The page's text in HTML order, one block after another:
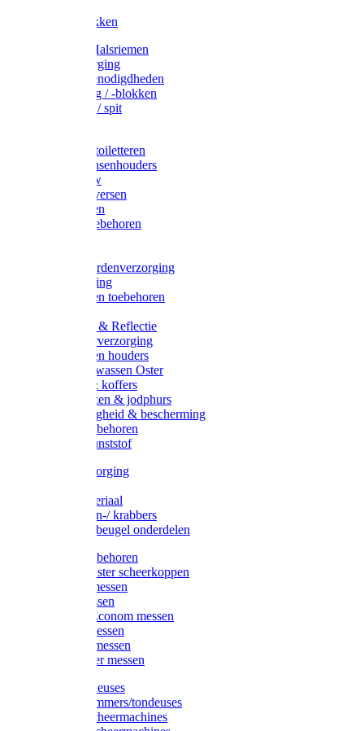
Varkensbakken
Halsters / Halsriemen
Hoefverzorging
Lammer benodigdheden
Ramdektuig / -blokken
Vastzetpen / spit
Poetsen & toiletteren
Zadel-/Trensenhouders
Halstertouw
Halsters diversen
Hoofdstellen
Zadel & toebehoren
Rapide paardenverzorging
Ruiter kleding
Hoofdstellen toebehoren
Verlichting & Reflectie
Rapide leerverzorging
Likstenen en houders
Poetsen & wassen Oster
Poetssets & koffers
Ruiter laarzen & jodphurs
Ruiter veiligheid & bescherming
Ruiter - toebehoren
Voerbak kunststof
Klauwverzorging
Injectiemateriaal
Hoefmessen-/ krabbers
Hoefbekapbeugel onderdelen
Messen toebehoren
Moser & Oster scheerkoppen
Hauptner messen
Liscop messen
Aesculap/Econom messen
Heiniger messen
Constanta messen
FarmClipper messen
Moser tondeuses
Overige trimmers/tondeuses
Heiniger scheermachines